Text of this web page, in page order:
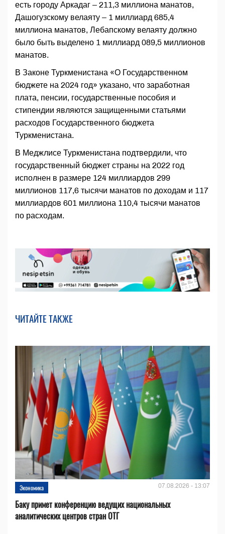
есть городу Аркадаг – 211,3 миллиона манатов,
Дашогузскому велаяту – 1 миллиард 685,4
миллиона манатов, Лебапскому велаяту должно
было быть выделено 1 миллиард 089,5 миллионов
манатов.
В Законе Туркменистана «О Государственном
бюджете на 2024 год» указано, что заработная
плата, пенсии, государственные пособия и
стипендии являются защищенными статьями
расходов Государственного бюджета
Туркменистана.
В Меджлисе Туркменистана подтвердили, что
государственный бюджет страны на 2022 год
исполнен в размере 124 миллиардов 299
миллионов 117,6 тысячи манатов по доходам и 117
миллиардов 601 миллиона 110,4 тысячи манатов
по расходам.
ЧИТАЙТЕ ТАКЖЕ
Экономика 07.08.2026 - 13:07
Баку примет конференцию ведущих национальных
аналитических центров стран ОТГ